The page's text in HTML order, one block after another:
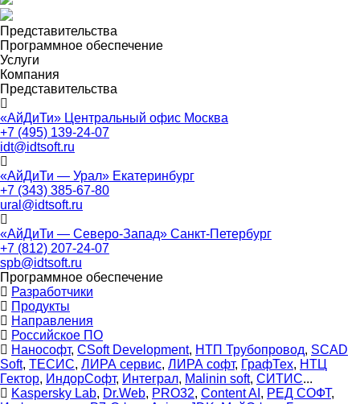
Представительства
Программное обеспечение
Услуги
Компания
Представительства
«АйДиТи» Центральный офис Москва
+7 (495) 139-24-07
idt@idtsoft.ru
«АйДиТи — Урал» Екатеринбург
+7 (343) 385-67-80
ural@idtsoft.ru
«АйДиТи — Северо-Запад» Санкт-Петербург
+7 (812) 207-24-07
spb@idtsoft.ru
Программное обеспечение
Разработчики
Продукты
Направления
Российское ПО
Нанософт, CSoft Development, НТП Трубопровод, SCAD
Soft, ТЕСИС, ЛИРА сервис, ЛИРА софт, ГрафТех, НТЦ
Гектор, ИндорСофт, Интеграл, Malinin soft, СИТИС...
Kaspersky Lab, Dr.Web, PRO32, Content AI , РЕД СОФТ,